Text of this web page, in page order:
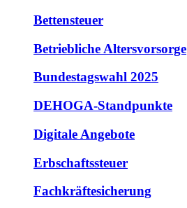
Bettensteuer
Betriebliche Altersvorsorge
Bundestagswahl 2025
DEHOGA-Standpunkte
Digitale Angebote
Erbschaftssteuer
Fachkräftesicherung